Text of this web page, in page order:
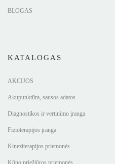
BLOGAS
KATALOGAS
AKCIJOS
Akupunktūra, sausos adatos
Diagnostikos ir vertinimo įranga
Fizioterapijos įranga
Kineziterapijos priemonės
Kūno priežiūros priemonės